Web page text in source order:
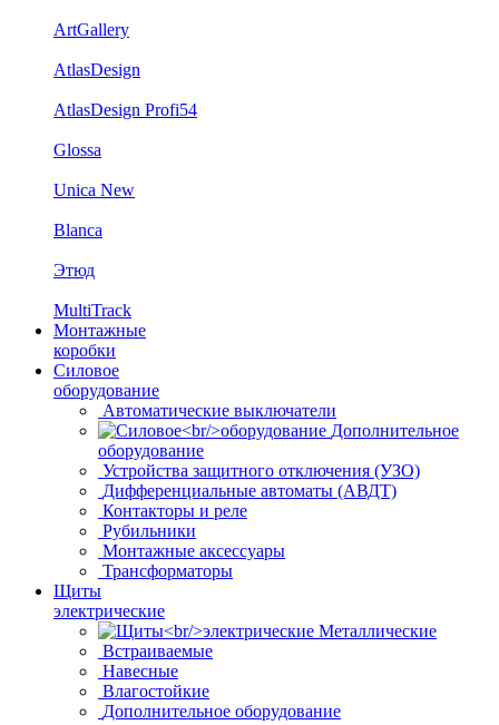
ArtGallery
AtlasDesign
AtlasDesign Profi54
Glossa
Unica New
Blanca
Этюд
MultiTrack
Монтажные
коробки
Силовое
оборудование
Автоматические выключатели
Дополнительное
оборудование
Устройства защитного отключения (УЗО)
Дифференциальные автоматы (АВДТ)
Контакторы и реле
Рубильники
Монтажные аксессуары
Трансформаторы
Щиты
электрические
Металлические
Встраиваемые
Навесные
Влагостойкие
Дополнительное оборудование